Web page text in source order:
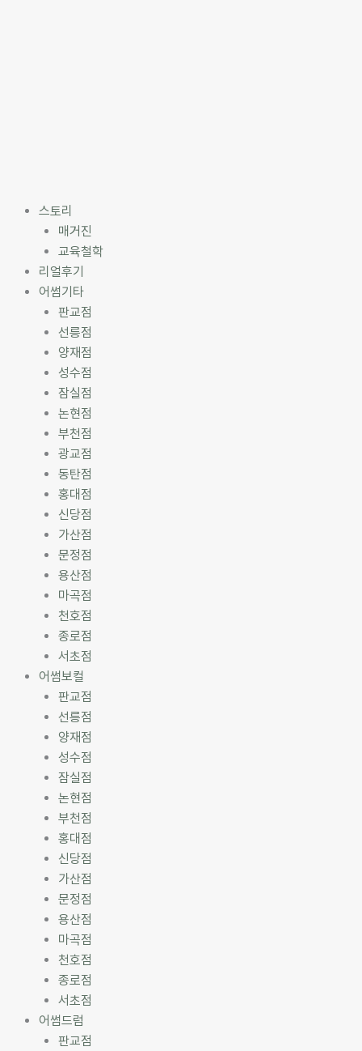
스토리
매거진
교육철학
리얼후기
어썸기타
판교점
선릉점
양재점
성수점
잠실점
논현점
부천점
광교점
동탄점
홍대점
신당점
가산점
문정점
용산점
마곡점
천호점
종로점
서초점
어썸보컬
판교점
선릉점
양재점
성수점
잠실점
논현점
부천점
홍대점
신당점
가산점
문정점
용산점
마곡점
천호점
종로점
서초점
어썸드럼
판교점